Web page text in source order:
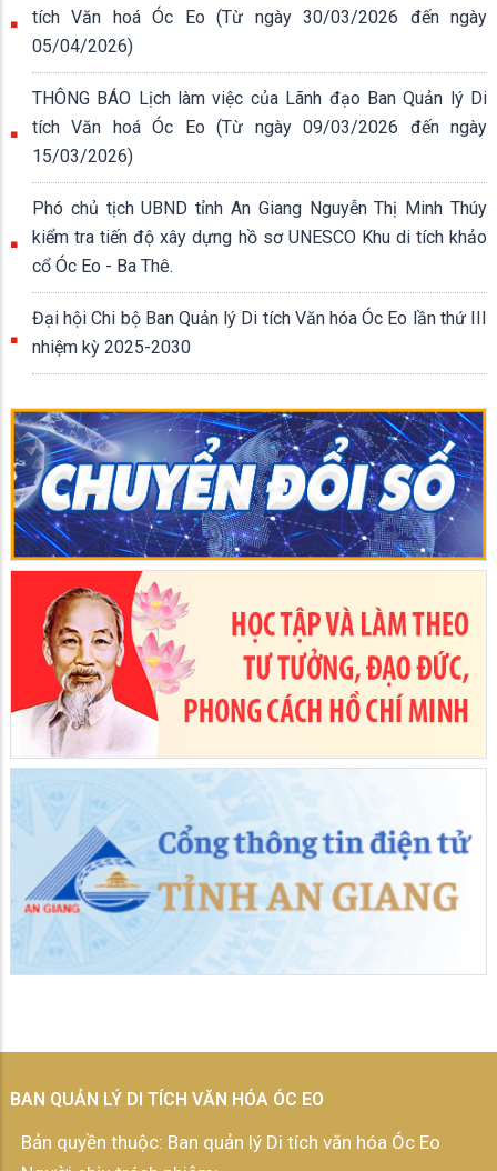
tích Văn hoá Óc Eo (Từ ngày 30/03/2026 đến ngày
05/04/2026)
THÔNG BÁO Lịch làm việc của Lãnh đạo Ban Quản lý Di
tích Văn hoá Óc Eo (Từ ngày 09/03/2026 đến ngày
15/03/2026)
Phó chủ tịch UBND tỉnh An Giang Nguyễn Thị Minh Thúy
kiểm tra tiến độ xây dựng hồ sơ UNESCO Khu di tích khảo
cổ Óc Eo - Ba Thê.
Đại hội Chi bộ Ban Quản lý Di tích Văn hóa Óc Eo lần thứ III
nhiệm kỳ 2025-2030
BAN QUẢN LÝ DI TÍCH VĂN HÓA ÓC EO
Bản quyền thuộc: Ban quản lý Di tích văn hóa Óc Eo